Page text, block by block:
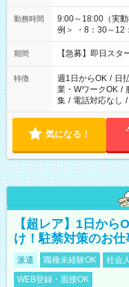
勤務時間
9:00～18:00（実動8時間） 希望の時間帯を選
例＞ ・8：30～12
・13：00～22：
期間 【急募】即日ス
特徴 週1日からOK / 日
業・WワークOK /
集 / 電話対応なし /
気になる！
【超レア】1日か
け！駐禁対策のお仕
派遣 職種未経験OK 社会
WEB登録・面接OK